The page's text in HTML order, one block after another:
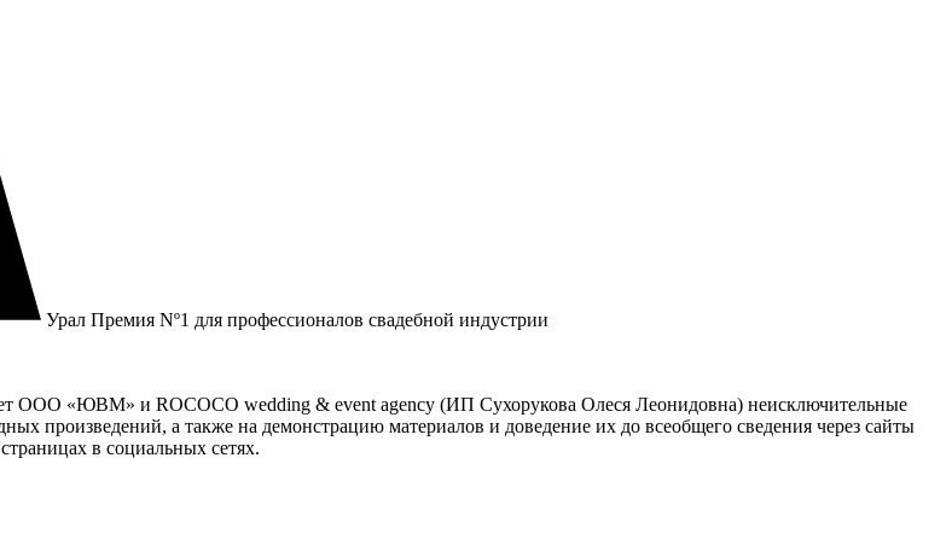
Урал Премия Nº1 для профессионалов свадебной индустрии
ООО «ЮВМ» и ROCOCO wedding & event agency (ИП Сухорукова Олеся Леонидовна) неисключительные
произведений, а также на демонстрацию материалов и доведение их до всеобщего сведения через сайты
в социальных сетях.